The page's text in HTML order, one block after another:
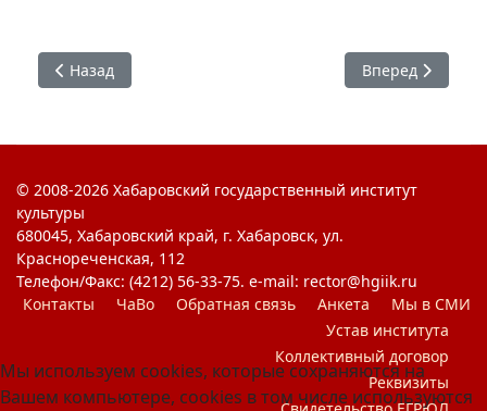
Предыдущий: Тимченко С. Н.
Назад Следующий:
Вперед
© 2008-2026 Хабаровский государственный институт
культуры
680045, Хабаровский край, г. Хабаровск, ул.
Краснореченская, 112
Телефон/Факс: (4212) 56-33-75. e-mail: rector@hgiik.ru
Контакты
ЧаВо Обратная связь Анкета
Мы в СМИ
Устав института
Коллективный договор
Реквизиты
Мы используем cookies, которые сохраняются на
Вашем компьютере, cookies в том числе используются